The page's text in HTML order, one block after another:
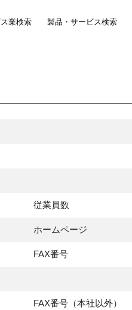
業検索 製品・サービス検索
従業員数
ホームページ
FAX番号
FAX番号（本社以外）